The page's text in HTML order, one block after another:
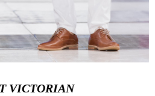
VICTORIAN